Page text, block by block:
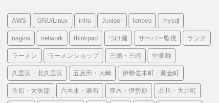
AWS GNU/Linux infra Juniper lenovo mysql
nagios network thinkpad つけ麺 サーバー監視 ランチ
ラーメン ラーメンショップ 三浦・三崎 中華麺
久里浜・北久里浜 五反田・大崎 伊勢佐木町・黄金町
佐原・大矢部 六本木・麻布 厚木・伊勢原 品川・大井町